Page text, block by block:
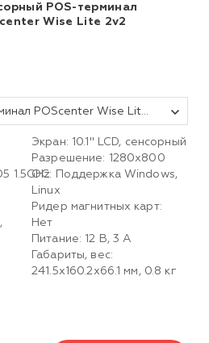
POS-терминал
Wise Lite 2v2
Компактный POS-терминал POScenter Wise Lite 2V2 (10.1", J4105, RAM 4Gb, M2 SSD 128Gb, WiFi, BT) без ОС
1.5GHz
Экран: 10.1'' LCD, сенсорный
Разрешение: 1280х800
ОС: Поддержка Windows,
Linux
Ридер магнитных карт:
Нет
Питание: 12 В, 3 А
Габариты, вес:
241.5x160.2x66.1 мм, 0.8 кг